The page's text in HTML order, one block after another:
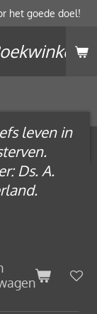
het goede doel!
leven in
Ds. A.